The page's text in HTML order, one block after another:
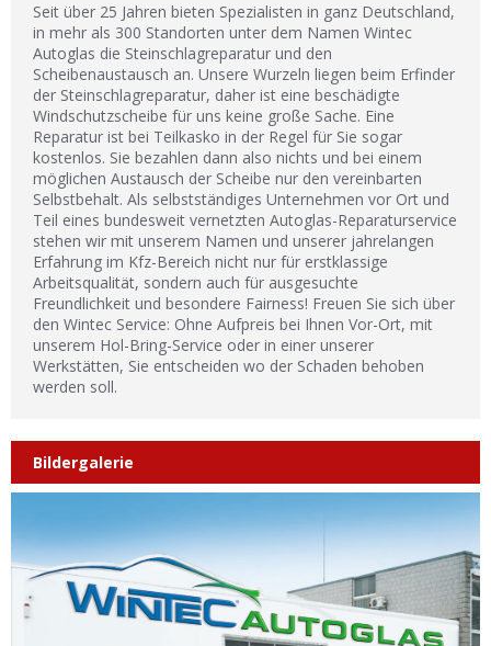
Seit über 25 Jahren bieten Spezialisten in ganz Deutschland,
in mehr als 300 Standorten unter dem Namen Wintec
Autoglas die Steinschlagreparatur und den
Scheibenaustausch an. Unsere Wurzeln liegen beim Erfinder
der Steinschlagreparatur, daher ist eine beschädigte
Windschutzscheibe für uns keine große Sache. Eine
Reparatur ist bei Teilkasko in der Regel für Sie sogar
kostenlos. Sie bezahlen dann also nichts und bei einem
möglichen Austausch der Scheibe nur den vereinbarten
Selbstbehalt. Als selbstständiges Unternehmen vor Ort und
Teil eines bundesweit vernetzten Autoglas-Reparaturservice
stehen wir mit unserem Namen und unserer jahrelangen
Erfahrung im Kfz-Bereich nicht nur für erstklassige
Arbeitsqualität, sondern auch für ausgesuchte
Freundlichkeit und besondere Fairness! Freuen Sie sich über
den Wintec Service: Ohne Aufpreis bei Ihnen Vor-Ort, mit
unserem Hol-Bring-Service oder in einer unserer
Werkstätten, Sie entscheiden wo der Schaden behoben
werden soll.
Bildergalerie